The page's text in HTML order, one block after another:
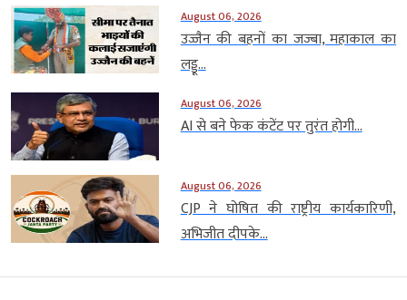
August 06, 2026
उज्जैन की बहनों का जज्बा, महाकाल का
लड्डू...
August 06, 2026
AI से बने फेक कंटेंट पर तुरंत होगी...
August 06, 2026
CJP ने घोषित की राष्ट्रीय कार्यकारिणी,
अभिजीत दीपके...